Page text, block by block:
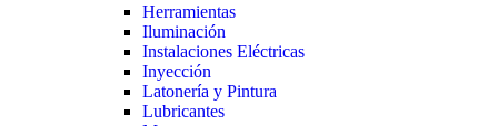
Herramientas
Iluminación
Instalaciones Eléctricas
Inyección
Latonería y Pintura
Lubricantes